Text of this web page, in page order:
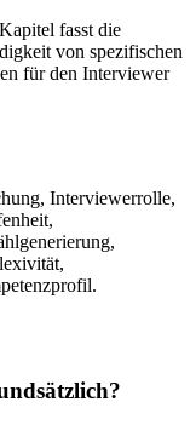
fasst die
von spezifischen
für den Interviewer
Interviewerrolle,